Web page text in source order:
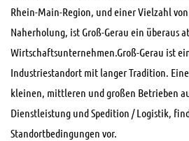
Rhein-Main-Region, und einer Vielzahl
Naherholung, ist Groß-Gerau ein überaus
Wirtschaftsunternehmen.Groß-Gerau ist
Industriestandort mit langer Tradition.
kleinen, mittleren und großen Betrieben
Dienstleistung und Spedition / Logistik,
Standortbedingungen vor.